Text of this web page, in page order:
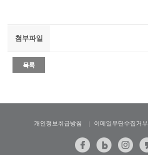
첨부파일
개인정보취급방침 이메일무단수집거부